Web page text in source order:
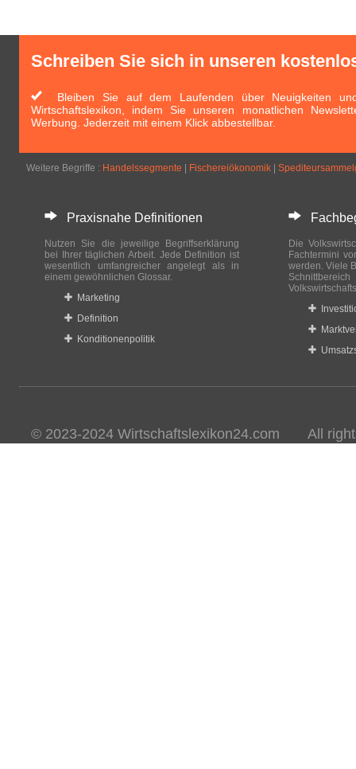
Schreiben Sie sich in unseren
Bleiben Sie auf dem Laufenden über Neuigkeiten
Wirtschaftslexikon, indem Sie unseren monatlichen
Werbung. Jederzeit mit einem Klick abbestellbar.
Weitere Begriffe : Handelssegmente Fischereiökonomik
Praxisnahe Definitionen
Nutzen Sie die jeweilige Begriffserklärung
bei Ihrer täglichen Arbeit. Jede Definition ist
wesentlich umfangreicher angelegt als in
einem gewöhnlichen Glossar.
Marketing
Definition
Konditionenpolitik
Die
Fachtermini
werden. Viele
© 2023-2024 Wirtschaftslexikon24.com All